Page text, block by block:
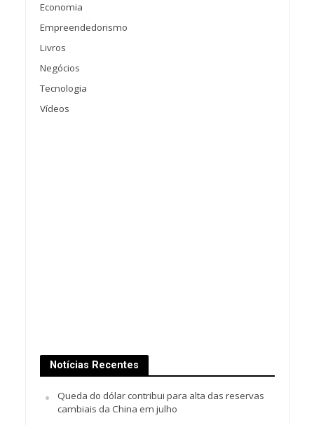
Economia
Empreendedorismo
Livros
Negócios
Tecnologia
Vídeos
Notícias Recentes
Queda do dólar contribui para alta das reservas
cambiais da China em julho